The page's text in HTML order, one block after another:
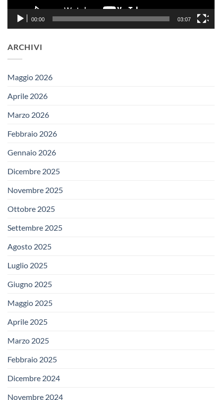
00:00 03:07
ARCHIVI
Maggio 2026
Aprile 2026
Marzo 2026
Febbraio 2026
Gennaio 2026
Dicembre 2025
Novembre 2025
Ottobre 2025
Settembre 2025
Agosto 2025
Luglio 2025
Giugno 2025
Maggio 2025
Aprile 2025
Marzo 2025
Febbraio 2025
Dicembre 2024
Novembre 2024